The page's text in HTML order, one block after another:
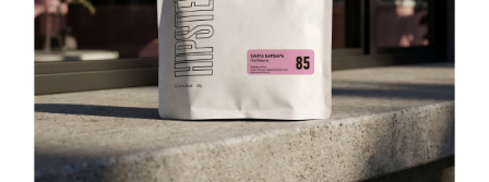
Закрити
Акаунт створено
Ви зареєструвалися на сайті Hipster.coffeeroasters і вже
можете користуватися особистим кабінетом, щоб отримувати
знижки та відстежувати історію замовлень!